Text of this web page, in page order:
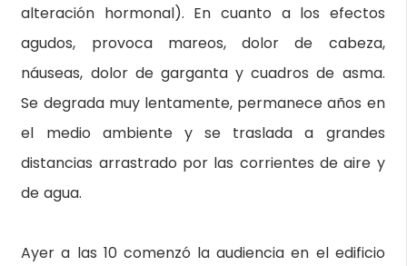
alteración hormonal). En cuanto a los efectos
agudos, provoca mareos, dolor de cabeza,
náuseas, dolor de garganta y cuadros de asma.
Se degrada muy lentamente, permanece años en
el medio ambiente y se traslada a grandes
distancias arrastrado por las corrientes de aire y
de agua.
Ayer a las 10 comenzó la audiencia en el edificio